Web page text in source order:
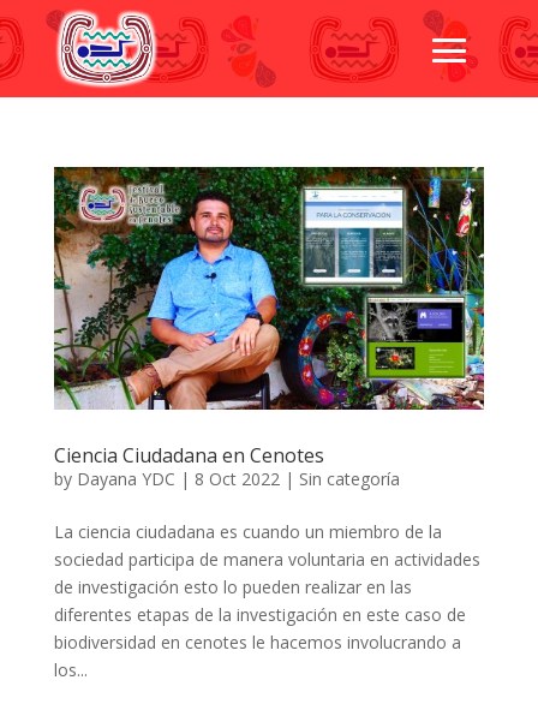
Ciencia Ciudadana en Cenotes
by Dayana YDC | 8 Oct 2022| Sin categoría
La ciencia ciudadana es cuando un miembro de la
sociedad participa de manera voluntaria en actividades
de investigación esto lo pueden realizar en las
diferentes etapas de la investigación en este caso de
biodiversidad en cenotes le hacemos involucrando a
los...